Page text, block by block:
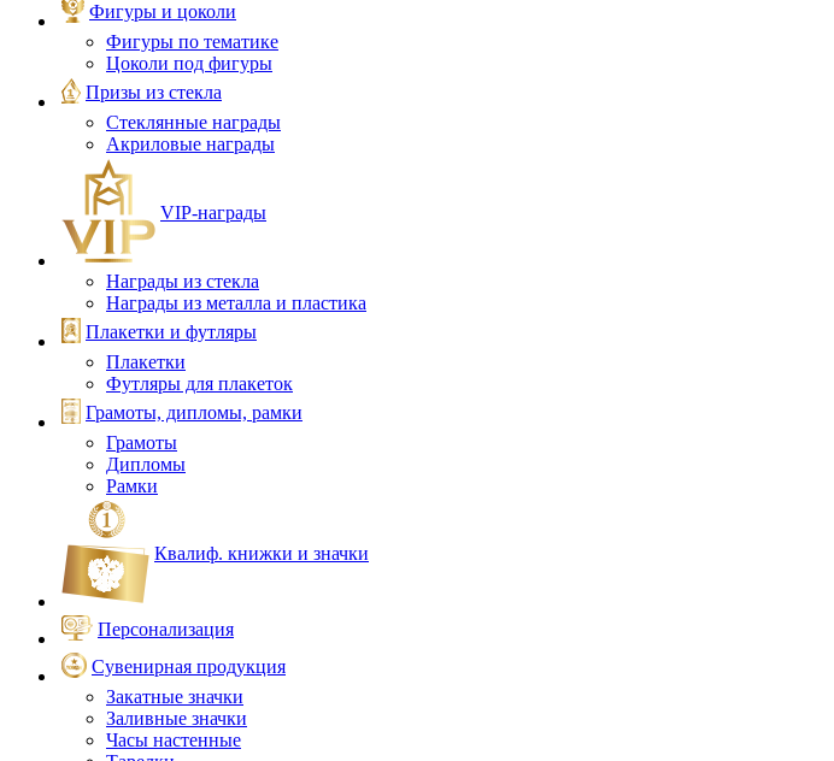
Фигуры и цоколи
Фигуры по тематике
Цоколи под фигуры
Призы из стекла
Стеклянные награды
Акриловые награды
VIP‑награды
Награды из стекла
Награды из металла и пластика
Плакетки и футляры
Плакетки
Футляры для плакеток
Грамоты, дипломы, рамки
Грамоты
Дипломы
Рамки
Квалиф. книжки и значки
Персонализация
Сувенирная продукция
Закатные значки
Заливные значки
Часы настенные